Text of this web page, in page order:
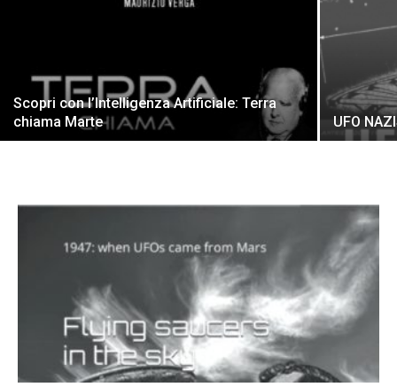
Scopri con l’Intelligenza Artificiale: Terra
chiama Marte
UFO